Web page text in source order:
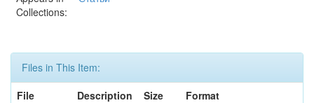
Collections:
Files in This Item:
File
Description Size
Format